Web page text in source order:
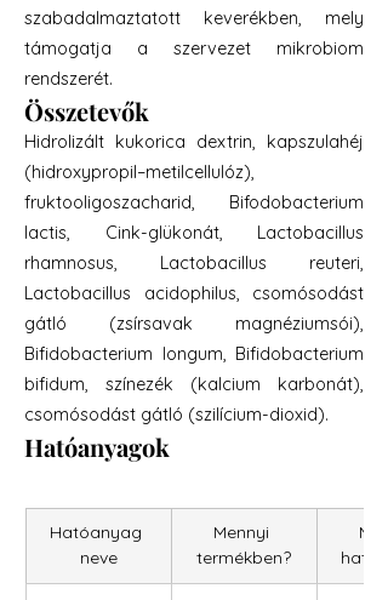
szabadalmaztatott keverékben, mely
támogatja a szervezet mikrobiom
rendszerét.
Összetevők
Hidrolizált kukorica dextrin, kapszulahéj
(hidroxypropil–metilcellulóz),
fruktooligoszacharid, Bifodobacterium
lactis, Cink-glükonát, Lactobacillus
rhamnosus, Lactobacillus reuteri,
Lactobacillus acidophilus, csomósodást
gátló (zsírsavak magnéziumsói),
Bifidobacterium longum, Bifidobacterium
bifidum, színezék (kalcium karbonát),
csomósodást gátló (szilícium-dioxid).
Hatóanyagok
Hatóanyag
neve
Mennyi
termékben?